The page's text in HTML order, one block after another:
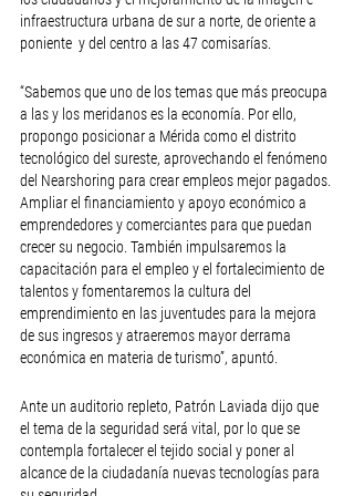
infraestructura urbana de sur a norte, de oriente a
poniente  y del centro a las 47 comisarías.
“Sabemos que uno de los temas que más preocupa
a las y los meridanos es la economía. Por ello,
propongo posicionar a Mérida como el distrito
tecnológico del sureste, aprovechando el fenómeno
del Nearshoring para crear empleos mejor pagados.
Ampliar el financiamiento y apoyo económico a
emprendedores y comerciantes para que puedan
crecer su negocio. También impulsaremos la
capacitación para el empleo y el fortalecimiento de
talentos y fomentaremos la cultura del
emprendimiento en las juventudes para la mejora
de sus ingresos y atraeremos mayor derrama
económica en materia de turismo”, apuntó.
Ante un auditorio repleto, Patrón Laviada dijo que
el tema de la seguridad será vital, por lo que se
contempla fortalecer el tejido social y poner al
alcance de la ciudadanía nuevas tecnologías para